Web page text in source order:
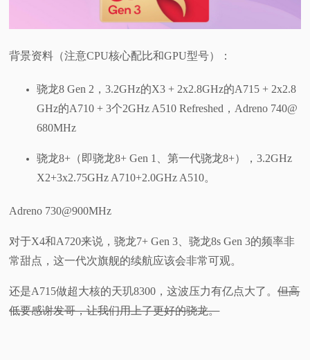
背景资料（注意CPU核心配比和GPU型号）：
骁龙8 Gen 2，3.2GHz的X3 + 2x2.8GHz的A715 + 2x2.8
GHz的A710 + 3个2GHz A510 Refreshed，Adreno 740@
680MHz
骁龙8+（即骁龙8+ Gen 1、第一代骁龙8+），3.2GHz
X2+3x2.75GHz A710+2.0GHz A510。
Adreno 730@900MHz
对于X4和A720来说，骁龙7+ Gen 3、骁龙8s Gen 3的频率非
常甜点，这一代次旗舰的续航应该会非常可观。
还是A715做超大核的天玑8300，这波压力有亿点大了。但高
低要感谢发哥，让我们用上了更好的骁龙。